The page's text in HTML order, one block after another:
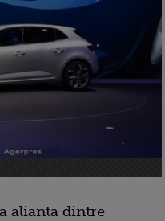
alianta dintre